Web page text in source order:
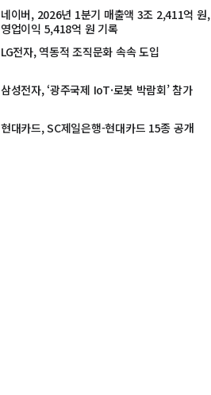
네이버, 2026년 1분기 매출액 3조 2,411억 원,
영업이익 5,418억 원 기록
LG전자, 역동적 조직문화 속속 도입
삼성전자, ‘광주국제 IoT·로봇 박람회’ 참가
현대카드, SC제일은행-현대카드 15종 공개